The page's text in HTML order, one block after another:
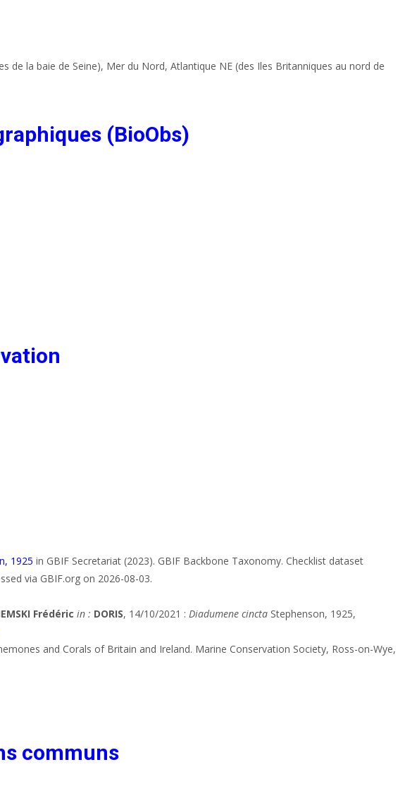
de la baie de Seine), Mer du Nord, Atlantique NE (des Iles Britanniques au nord de
(BioObs)
1925 in GBIF Secretariat (2023). GBIF Backbone Taxonomy. Checklist dataset
via GBIF.org on 2026-08-03.
Frédéric in : DORIS, 14/10/2021 : Diadumene cincta Stephenson, 1925,
and Corals of Britain and Ireland. Marine Conservation Society, Ross-on-Wye,
communs